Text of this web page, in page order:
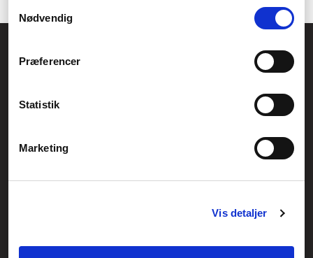
Nødvendig
Præferencer
Statistik
Marketing
Vis detaljer
CVR.: 26208637
Generelle henvendelser:
Service- og reklamationsafdelingen:
Kundecenter
Opret reklamation
Kontakt